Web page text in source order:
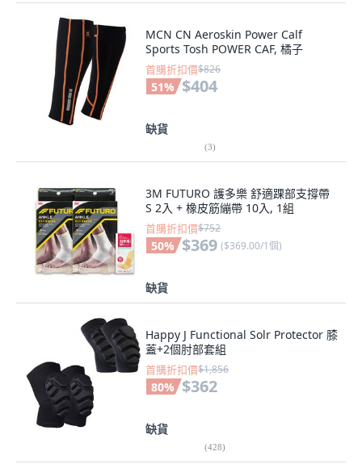
MCN CN Aeroskin Power Calf
Sports Tosh POWER CAF, 橘子
首購折扣價$826
51% $404
缺貨
(3)
3M FUTURO 護多樂 舒適踝部支撐帶
S 2入 + 橡皮筋繃帶 10入, 1組
首購折扣價$752
50% $369 ($369.00/1個)
缺貨
Happy J Functional Solr Protector 膝
蓋+2個肘部套組
首購折扣價$1,856
80% $362
缺貨
(428)